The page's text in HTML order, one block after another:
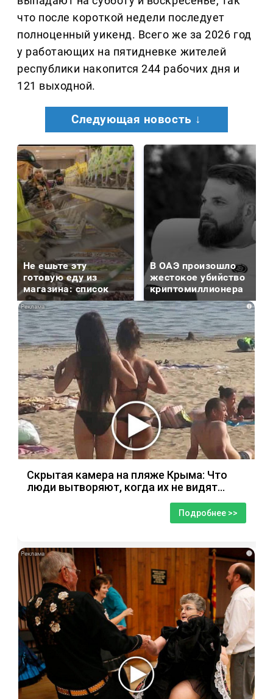
что после короткой недели последует
полноценный уикенд. Всего же за 2026 год
у работающих на пятидневке жителей
республики накопится 244 рабочих дня и
121 выходной.
Следующая новость ↓
Не ешьте эту
готовую еду из
магазина: список
В ОАЭ произошло
жестокое убийство
криптомиллионера
i
Скрытая камера на пляже Крыма: Что
люди вытворяют, когда их не видят...
Подробнее >>
i